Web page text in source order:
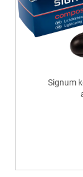
Signum